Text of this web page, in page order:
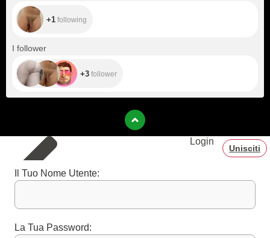
+1 following
I follower
+3 follower
Login
Unisciti
Il Tuo Nome Utente:
La Tua Password: